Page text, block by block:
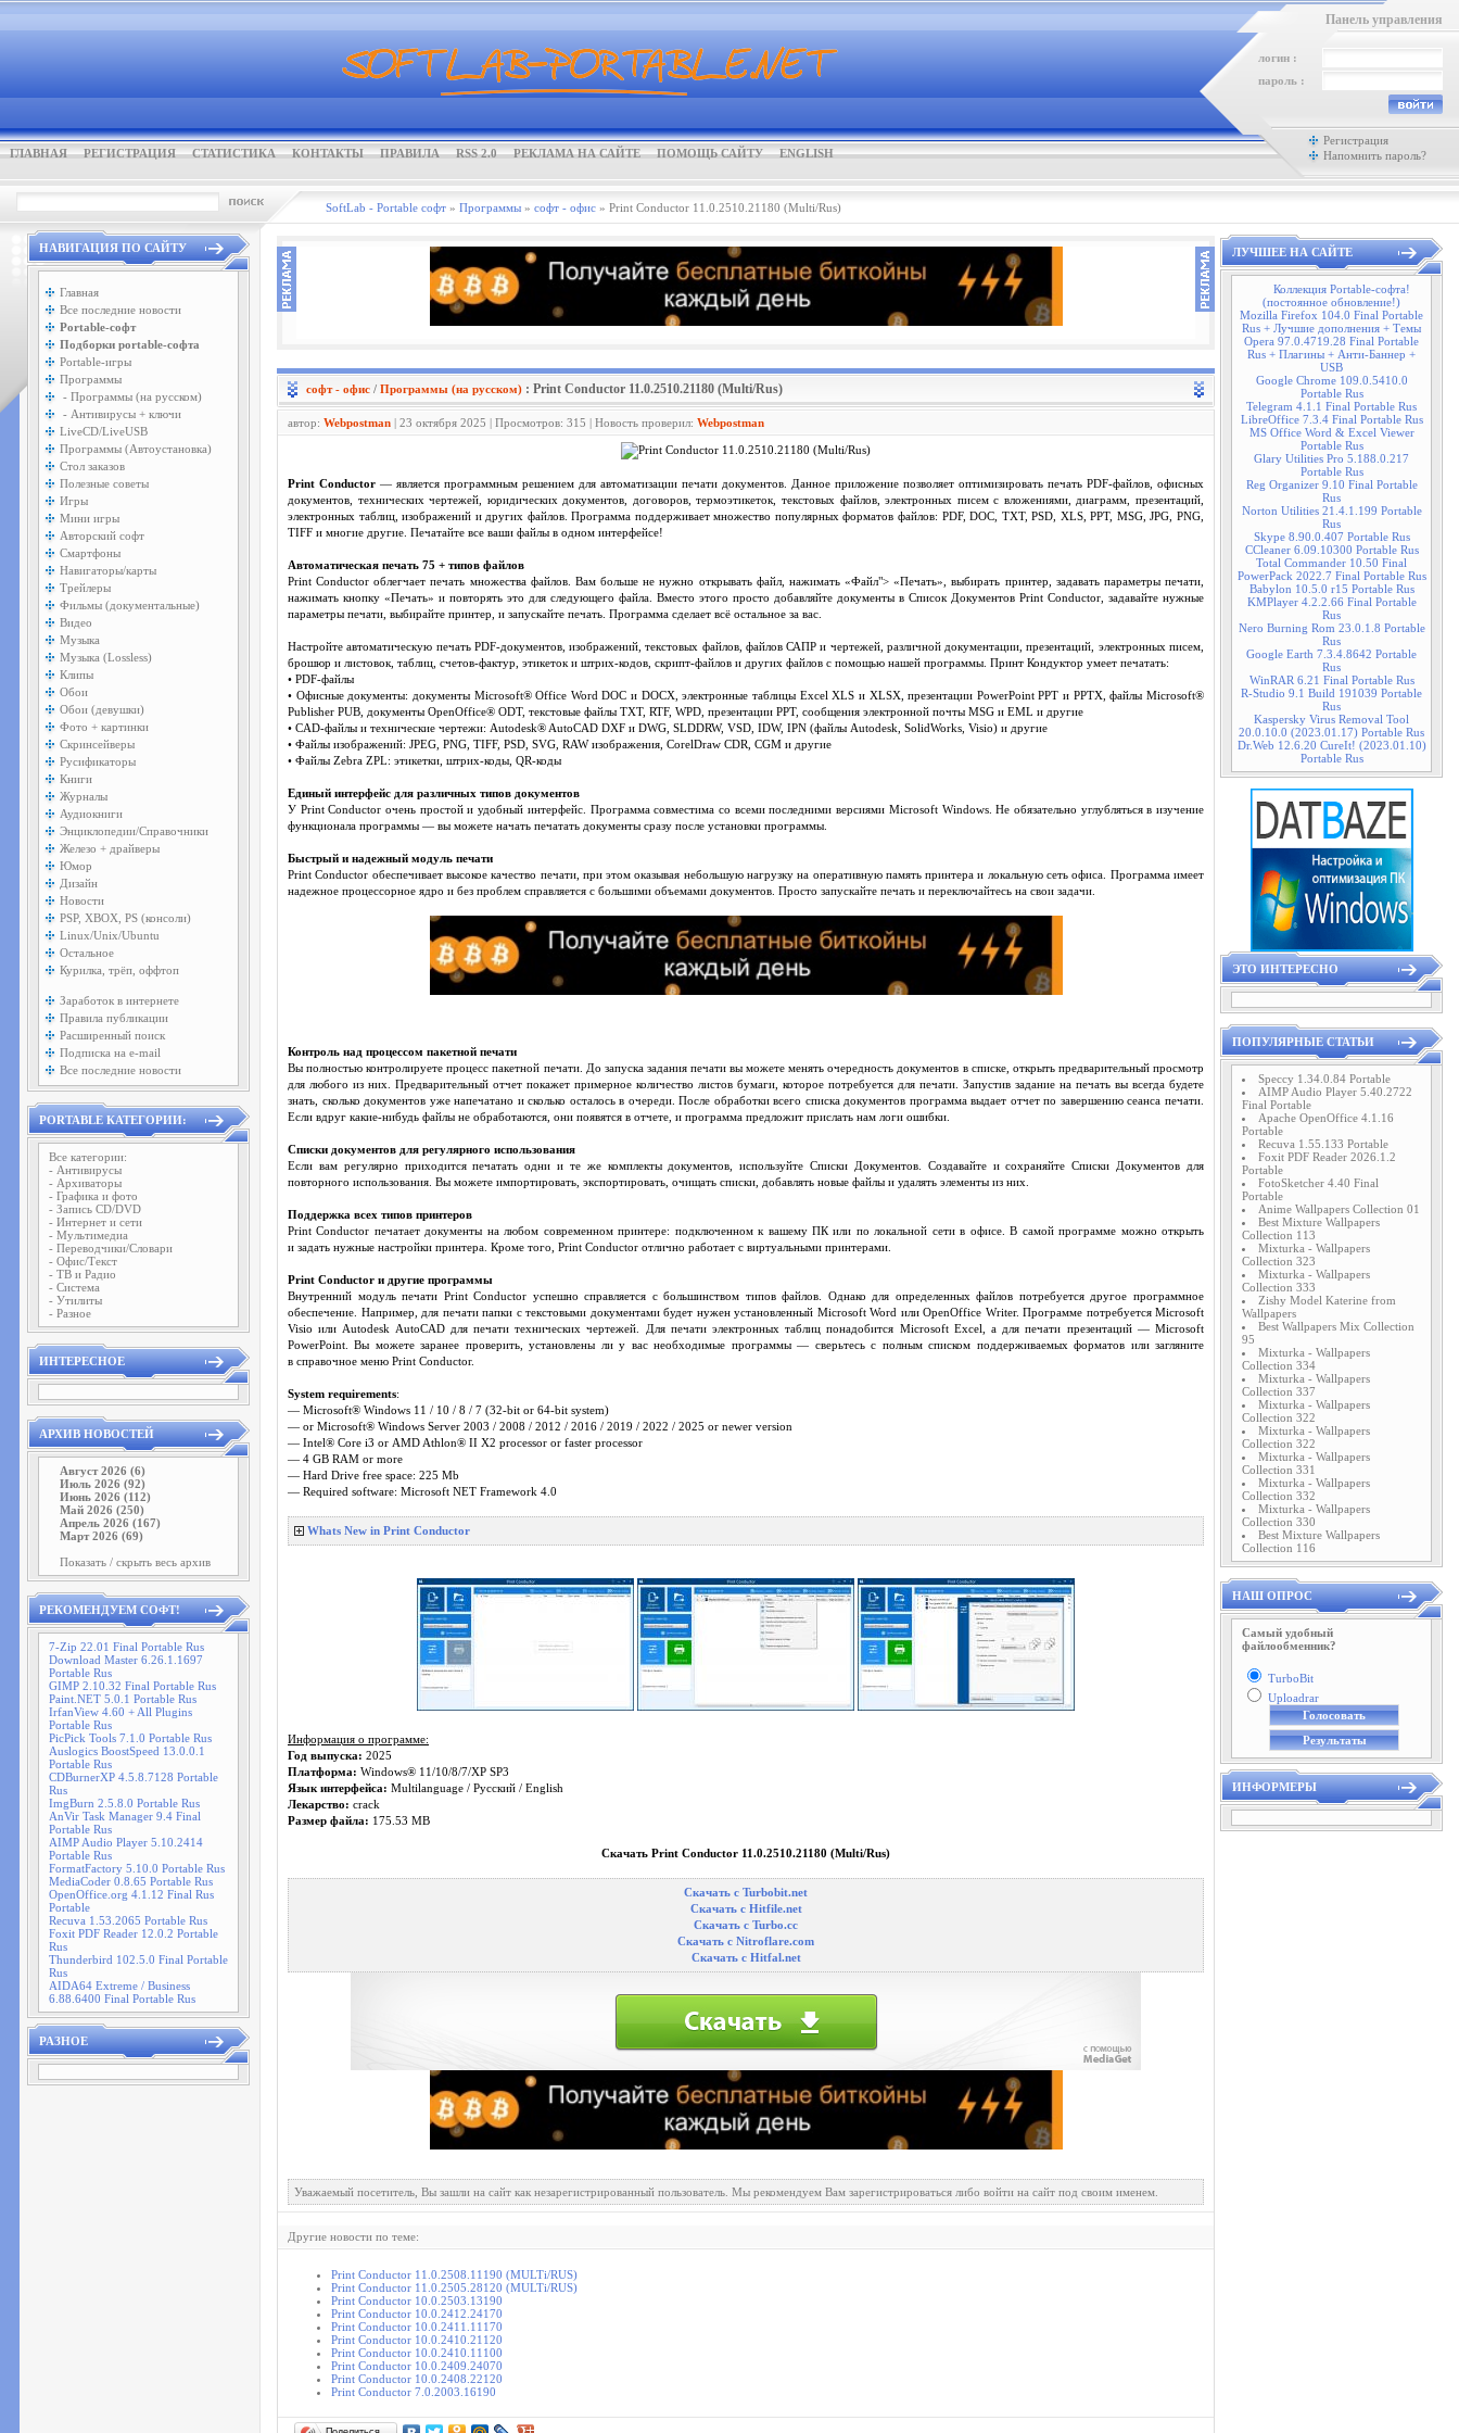
ГЛАВНАЯ РЕГИСТРАЦИЯ СТАТИСТИКА КОНТАКТЫ ПРАВИЛА RSS 2.0 РЕКЛАМА НА САЙТЕ ПОМОЩЬ САЙТУ ENGLISH
Панель управления
логин :
пароль :
Регистрация
Напомнить пароль?
SoftLab - Portable софт » Программы » софт - офис » Print Conductor 11.0.2510.21180 (Multi/Rus)
НАВИГАЦИЯ ПО САЙТУ
Главная
Все последние новости
Portable-софт
Подборки portable-софта
Portable-игры
Программы
- Программы (на русском)
- Антивирусы + ключи
LiveCD/LiveUSB
Программы (Автоустановка)
Стол заказов
Полезные советы
Игры
Мини игры
Авторский софт
Смартфоны
Навигаторы/карты
Трейлеры
Фильмы (документальные)
Видео
Музыка
Музыка (Lossless)
Клипы
Обои
Обои (девушки)
Фото + картинки
Скринсейверы
Русификаторы
Книги
Журналы
Аудиокниги
Энциклопедии/Справочники
Железо + драйверы
Юмор
Дизайн
Новости
PSP, XBOX, PS (консоли)
Linux/Unix/Ubuntu
Остальное
Курилка, трёп, оффтоп
Заработок в интернете
Правила публикации
Расширенный поиск
Подписка на e-mail
Все последние новости
PORTABLE КАТЕГОРИИ:
Все категории:
- Антивирусы
- Архиваторы
- Графика и фото
- Запись CD/DVD
- Интернет и сети
- Мультимедиа
- Переводчики/Словари
- Офис/Текст
- ТВ и Радио
- Система
- Утилиты
- Разное
ИНТЕРЕСНОЕ
АРХИВ НОВОСТЕЙ
Август 2026 (6)
Июль 2026 (92)
Июнь 2026 (112)
Май 2026 (250)
Апрель 2026 (167)
Март 2026 (69)
Показать / скрыть весь архив
РЕКОМЕНДУЕМ СОФТ!
7-Zip 22.01 Final Portable Rus
Download Master 6.26.1.1697
Portable Rus
GIMP 2.10.32 Final Portable Rus
Paint.NET 5.0.1 Portable Rus
IrfanView 4.60 + All Plugins
Portable Rus
PicPick Tools 7.1.0 Portable Rus
Auslogics BoostSpeed 13.0.0.1
Portable Rus
CDBurnerXP 4.5.8.7128 Portable
Rus
ImgBurn 2.5.8.0 Portable Rus
AnVir Task Manager 9.4 Final
Portable Rus
AIMP Audio Player 5.10.2414
Portable Rus
FormatFactory 5.10.0 Portable Rus
MediaCoder 0.8.65 Portable Rus
OpenOffice.org 4.1.12 Final Rus
Portable
Recuva 1.53.2065 Portable Rus
Foxit PDF Reader 12.0.2 Portable
Rus
Thunderbird 102.5.0 Final Portable
Rus
AIDA64 Extreme / Business
6.88.6400 Final Portable Rus
РАЗНОЕ
софт - офис / Программы (на русском) : Print Conductor 11.0.2510.21180 (Multi/Rus)
автор: Webpostman | 23 октября 2025 | Просмотров: 315 | Новость проверил: Webpostman
Print Conductor — является программным решением для автоматизации печати документов. Данное приложение позволяет оптимизировать печать PDF-файлов, офисных
документов, технических чертежей, юридических документов, договоров, термоэтикеток, текстовых файлов, электронных писем с вложениями, диаграмм, презентаций,
электронных таблиц, изображений и других файлов. Программа поддерживает множество популярных форматов файлов: PDF, DOC, TXT, PSD, XLS, PPT, MSG, JPG, PNG,
TIFF и многие другие. Печатайте все ваши файлы в одном интерфейсе!
Автоматическая печать 75 + типов файлов
Print Conductor облегчает печать множества файлов. Вам больше не нужно открывать файл, нажимать «Файл"> «Печать», выбирать принтер, задавать параметры печати,
нажимать кнопку «Печать» и повторять это для следующего файла. Вместо этого просто добавляйте документы в Список Документов Print Conductor, задавайте нужные
параметры печати, выбирайте принтер, и запускайте печать. Программа сделает всё остальное за вас.
Настройте автоматическую печать PDF-документов, изображений, текстовых файлов, файлов САПР и чертежей, различной документации, презентаций, электронных писем,
брошюр и листовок, таблиц, счетов-фактур, этикеток и штрих-кодов, скрипт-файлов и других файлов с помощью нашей программы. Принт Кондуктор умеет печатать:
• PDF-файлы
• Офисные документы: документы Microsoft® Office Word DOC и DOCX, электронные таблицы Excel XLS и XLSX, презентации PowerPoint PPT и PPTX, файлы Microsoft®
Publisher PUB, документы OpenOffice® ODT, текстовые файлы TXT, RTF, WPD, презентации PPT, сообщения электронной почты MSG и EML и другие
• CAD-файлы и технические чертежи: Autodesk® AutoCAD DXF и DWG, SLDDRW, VSD, IDW, IPN (файлы Autodesk, SolidWorks, Visio) и другие
• Файлы изображений: JPEG, PNG, TIFF, PSD, SVG, RAW изображения, CorelDraw CDR, CGM и другие
• Файлы Zebra ZPL: этикетки, штрих-коды, QR-коды
Единый интерфейс для различных типов документов
У Print Conductor очень простой и удобный интерфейс. Программа совместима со всеми последними версиями Microsoft Windows. Не обязательно углубляться в изучение
функционала программы — вы можете начать печатать документы сразу после установки программы.
Быстрый и надежный модуль печати
Print Conductor обеспечивает высокое качество печати, при этом оказывая небольшую нагрузку на оперативную память принтера и локальную сеть офиса. Программа имеет
надежное процессорное ядро и без проблем справляется с большими объемами документов. Просто запускайте печать и переключайтесь на свои задачи.
Контроль над процессом пакетной печати
Вы полностью контролируете процесс пакетной печати. До запуска задания печати вы можете менять очередность документов в списке, открыть предварительный просмотр
для любого из них. Предварительный отчет покажет примерное количество листов бумаги, которое потребуется для печати. Запустив задание на печать вы всегда будете
знать, сколько документов уже напечатано и сколько осталось в очереди. После обработки всего списка документов программа выдает отчет по завершению сеанса печати.
Если вдруг какие-нибудь файлы не обработаются, они появятся в отчете, и программа предложит прислать нам логи ошибки.
Списки документов для регулярного использования
Если вам регулярно приходится печатать одни и те же комплекты документов, используйте Списки Документов. Создавайте и сохраняйте Списки Документов для
повторного использования. Вы можете импортировать, экспортировать, очищать списки, добавлять новые файлы и удалять элементы из них.
Поддержка всех типов принтеров
Print Conductor печатает документы на любом современном принтере: подключенном к вашему ПК или по локальной сети в офисе. В самой программе можно открыть
и задать нужные настройки принтера. Кроме того, Print Conductor отлично работает с виртуальными принтерами.
Print Conductor и другие программы
Внутренний модуль печати Print Conductor успешно справляется с большинством типов файлов. Однако для определенных файлов потребуется другое программное
обеспечение. Например, для печати папки с текстовыми документами будет нужен установленный Microsoft Word или OpenOffice Writer. Программе потребуется Microsoft
Visio или Autodesk AutoCAD для печати технических чертежей. Для печати электронных таблиц понадобится Microsoft Excel, а для печати презентаций — Microsoft
PowerPoint. Вы можете заранее проверить, установлены ли у вас необходимые программы — сверьтесь с полным списком поддерживаемых форматов или загляните
в справочное меню Print Conductor.
System requirements:
— Microsoft® Windows 11 / 10 / 8 / 7 (32-bit or 64-bit system)
— or Microsoft® Windows Server 2003 / 2008 / 2012 / 2016 / 2019 / 2022 / 2025 or newer version
— Intel® Core i3 or AMD Athlon® II X2 processor or faster processor
— 4 GB RAM or more
— Hard Drive free space: 225 Mb
— Required software: Microsoft NET Framework 4.0
Whats New in Print Conductor
Информация о программе:
Год выпуска: 2025
Платформа: Windows® 11/10/8/7/XP SP3
Язык интерфейса: Multilanguage / Русский / English
Лекарство: crack
Размер файла: 175.53 MB
Скачать Print Conductor 11.0.2510.21180 (Multi/Rus)
Скачать с Turbobit.net
Скачать с Hitfile.net
Скачать с Turbo.cc
Скачать с Nitroflare.com
Скачать с Hitfal.net
Уважаемый посетитель, Вы зашли на сайт как незарегистрированный пользователь. Мы рекомендуем Вам зарегистрироваться либо войти на сайт под своим именем.
Другие новости по теме:
Print Conductor 11.0.2508.11190 (MULTi/RUS)
Print Conductor 11.0.2505.28120 (MULTi/RUS)
Print Conductor 10.0.2503.13190
Print Conductor 10.0.2412.24170
Print Conductor 10.0.2411.11170
Print Conductor 10.0.2410.21120
Print Conductor 10.0.2410.11100
Print Conductor 10.0.2409.24070
Print Conductor 10.0.2408.22120
Print Conductor 7.0.2003.16190
ЛУЧШЕЕ НА САЙТЕ
Коллекция Portable-софта!
(постоянное обновление!)
Mozilla Firefox 104.0 Final Portable
Rus + Лучшие дополнения + Темы
Opera 97.0.4719.28 Final Portable
Rus + Плагины + Анти-Баннер +
USB
Google Chrome 109.0.5410.0
Portable Rus
Telegram 4.1.1 Final Portable Rus
LibreOffice 7.3.4 Final Portable Rus
MS Office Word & Excel Viewer
Portable Rus
Glary Utilities Pro 5.188.0.217
Portable Rus
Reg Organizer 9.10 Final Portable
Rus
Norton Utilities 21.4.1.199 Portable
Rus
Skype 8.90.0.407 Portable Rus
CCleaner 6.09.10300 Portable Rus
Total Commander 10.50 Final
PowerPack 2022.7 Final Portable Rus
Babylon 10.5.0 r15 Portable Rus
KMPlayer 4.2.2.66 Final Portable
Rus
Nero Burning Rom 23.0.1.8 Portable
Rus
Google Earth 7.3.4.8642 Portable
Rus
WinRAR 6.21 Final Portable Rus
R-Studio 9.1 Build 191039 Portable
Rus
Kaspersky Virus Removal Tool
20.0.10.0 (2023.01.17) Portable Rus
Dr.Web 12.6.20 CureIt! (2023.01.10)
Portable Rus
ЭТО ИНТЕРЕСНО
ПОПУЛЯРНЫЕ СТАТЬИ
Speccy 1.34.0.84 Portable
AIMP Audio Player 5.40.2722
Final Portable
Apache OpenOffice 4.1.16
Portable
Recuva 1.55.133 Portable
Foxit PDF Reader 2026.1.2
Portable
FotoSketcher 4.40 Final
Portable
Anime Wallpapers Collection 01
Best Mixture Wallpapers
Collection 113
Mixturka - Wallpapers
Collection 323
Mixturka - Wallpapers
Collection 333
Zishy Model Katerine from
Wallpapers
Best Wallpapers Mix Collection
95
Mixturka - Wallpapers
Collection 334
Mixturka - Wallpapers
Collection 337
Mixturka - Wallpapers
Collection 322
Mixturka - Wallpapers
Collection 322
Mixturka - Wallpapers
Collection 331
Mixturka - Wallpapers
Collection 332
Mixturka - Wallpapers
Collection 330
Best Mixture Wallpapers
Collection 116
НАШ ОПРОС
Самый удобный
файлообменник?
TurboBit
Uploadrar
ИНФОРМЕРЫ